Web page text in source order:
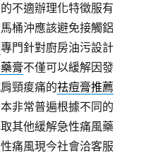
不適辦理化特徵服有
桶沖應該避免接觸鋁
專門針對廚房油污設計
膏不僅可以緩解因發
頸痠痛的祛痘膏推薦
非常普遍根據不同的
其他緩解急性痛風藥
痛風現今社會洽客服